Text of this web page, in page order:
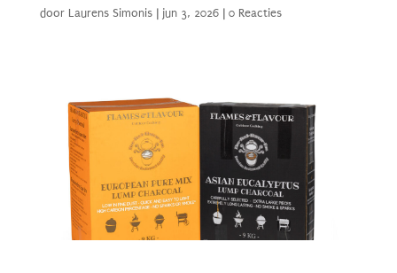
door Laurens Simonis| jun 3, 2026| 0 Reacties